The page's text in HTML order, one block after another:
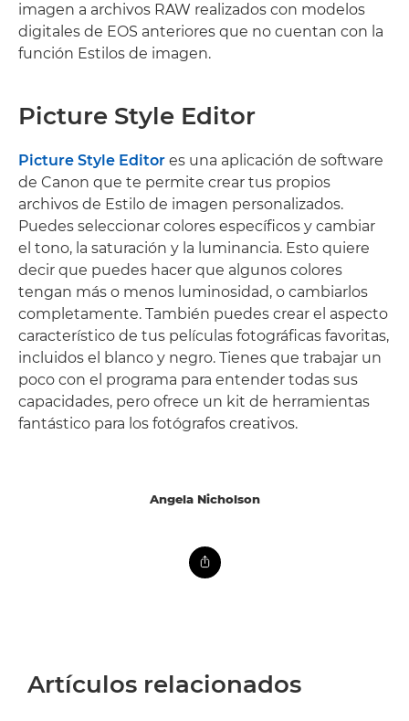
imagen a archivos RAW realizados con modelos
digitales de EOS anteriores que no cuentan con la
función Estilos de imagen.
Picture Style Editor
Picture Style Editor es una aplicación de software
de Canon que te permite crear tus propios
archivos de Estilo de imagen personalizados.
Puedes seleccionar colores específicos y cambiar
el tono, la saturación y la luminancia. Esto quiere
decir que puedes hacer que algunos colores
tengan más o menos luminosidad, o cambiarlos
completamente. También puedes crear el aspecto
característico de tus películas fotográficas favoritas,
incluidos el blanco y negro. Tienes que trabajar un
poco con el programa para entender todas sus
capacidades, pero ofrece un kit de herramientas
fantástico para los fotógrafos creativos.
Angela Nicholson
Artículos relacionados